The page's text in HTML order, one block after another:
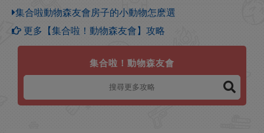
集合啦動物森友會房子的小動物怎麽選
更多【集合啦！動物森友會】攻略
集合啦！動物森友會